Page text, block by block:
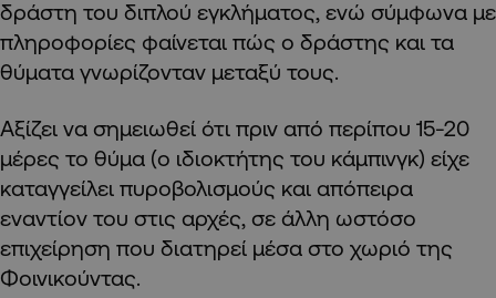
δράστη του διπλού εγκλήματος, ενώ σύμφωνα με
πληροφορίες φαίνεται πώς ο δράστης και τα
θύματα γνωρίζονταν μεταξύ τους.
Αξίζει να σημειωθεί ότι πριν από περίπου 15-20
μέρες το θύμα (ο ιδιοκτήτης του κάμπινγκ) είχε
καταγγείλει πυροβολισμούς και απόπειρα
εναντίον του στις αρχές, σε άλλη ωστόσο
επιχείρηση που διατηρεί μέσα στο χωριό της
Φοινικούντας.